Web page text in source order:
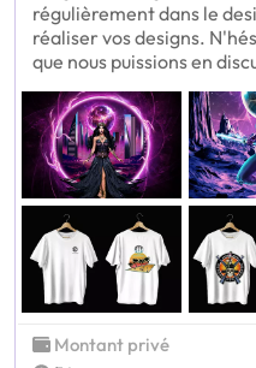
régulièrement dans le
réaliser vos designs.
que nous puissions en
Montant privé